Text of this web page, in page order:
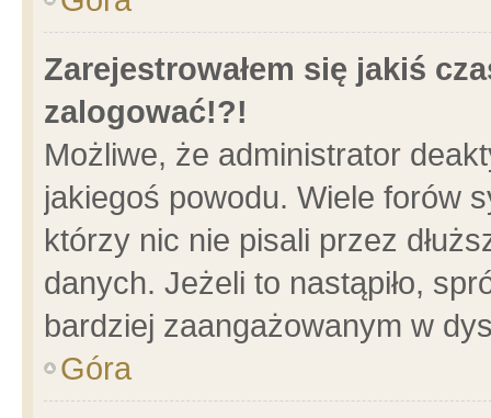
Zarejestrowałem się jakiś
zalogować!?!
Możliwe, że administrator
jakiegoś powodu. Wiele forów
którzy nic nie pisali przez
danych. Jeżeli to nastąpiło,
bardziej zaangażowanym w
Góra